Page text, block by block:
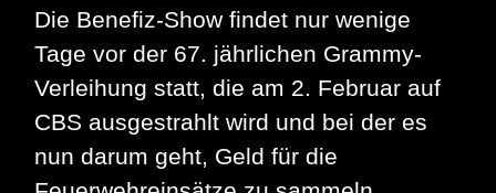
Die Benefiz-Show findet nur wenige
Tage vor der 67. jährlichen Grammy-
Verleihung statt, die am 2. Februar auf
CBS ausgestrahlt wird und bei der es
nun darum geht, Geld für die